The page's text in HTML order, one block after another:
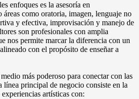
enfoques es la asesoría en
como oratoria, imagen, lenguaje no
y efectiva, improvisación y manejo de
son profesionales con amplia
nos permite marcar la diferencia con un
con el propósito de enseñar a
más poderoso para conectar con las
línea principal de negocio consiste en la
artísticas con: